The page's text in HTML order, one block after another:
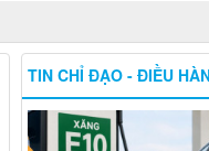
TIN CHỈ ĐẠO - ĐIỀU